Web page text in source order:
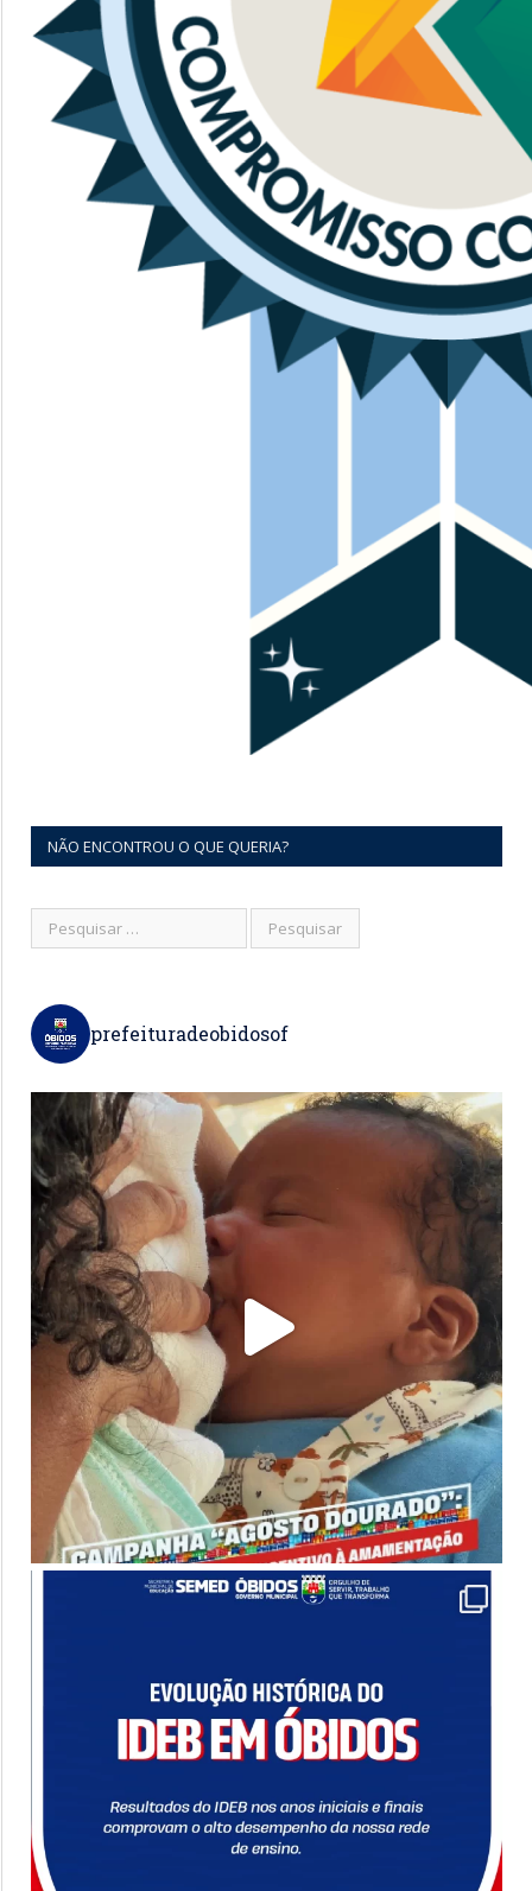
NÃO ENCONTROU O QUE QUERIA?
prefeituradeobidosof